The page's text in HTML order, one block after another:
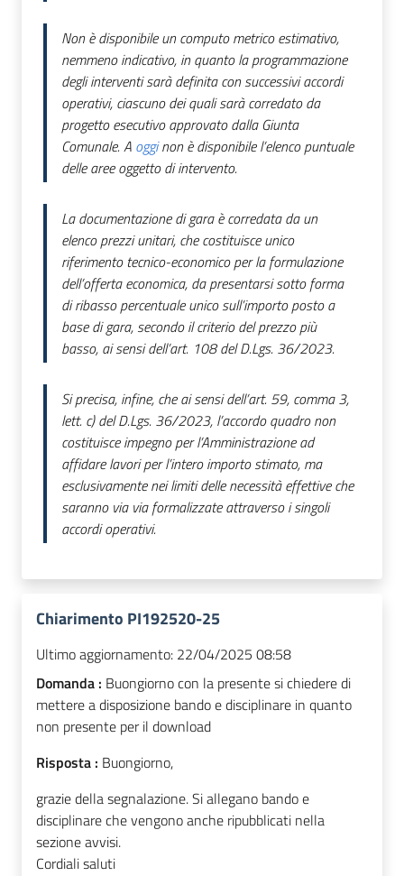
Non è disponibile un computo metrico estimativo,
nemmeno indicativo, in quanto la programmazione
degli interventi sarà definita con successivi accordi
operativi, ciascuno dei quali sarà corredato da
progetto esecutivo approvato dalla Giunta
Comunale. A ogginon è disponibile l’elenco puntuale
delle aree oggetto di intervento.
La documentazione di gara è corredata da un
elenco prezzi unitari, che costituisce unico
riferimento tecnico-economico per la formulazione
dell’offerta economica, da presentarsi sotto forma
di ribasso percentuale unico sull’importo posto a
base di gara, secondo il criterio del prezzo più
basso, ai sensi dell’art. 108 del D.Lgs. 36/2023.
Si precisa, infine, che ai sensi dell’art. 59, comma 3,
lett. c) del D.Lgs. 36/2023, l’accordo quadro non
costituisce impegno per l’Amministrazione ad
affidare lavori per l’intero importo stimato, ma
esclusivamente nei limiti delle necessità effettive che
saranno via via formalizzate attraverso i singoli
accordi operativi.
Chiarimento PI192520-25
Ultimo aggiornamento: 22/04/2025 08:58
Domanda : Buongiorno con la presente si chiedere di
mettere a disposizione bando e disciplinare in quanto
non presente per il download
Risposta : Buongiorno,
grazie della segnalazione. Si allegano bando e
disciplinare che vengono anche ripubblicati nella
sezione avvisi.
Cordiali saluti